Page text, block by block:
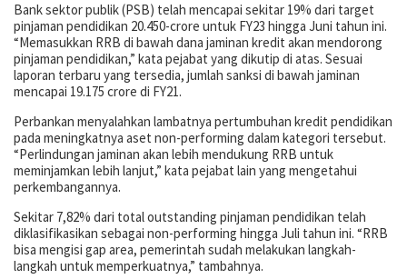
Bank sektor publik (PSB) telah mencapai sekitar 19% dari target
pinjaman pendidikan 20.450-crore untuk FY23 hingga Juni tahun ini.
“Memasukkan RRB di bawah dana jaminan kredit akan mendorong
pinjaman pendidikan,” kata pejabat yang dikutip di atas. Sesuai
laporan terbaru yang tersedia, jumlah sanksi di bawah jaminan
mencapai 19.175 crore di FY21.
Perbankan menyalahkan lambatnya pertumbuhan kredit pendidikan
pada meningkatnya aset non-performing dalam kategori tersebut.
“Perlindungan jaminan akan lebih mendukung RRB untuk
meminjamkan lebih lanjut,” kata pejabat lain yang mengetahui
perkembangannya.
Sekitar 7,82% dari total outstanding pinjaman pendidikan telah
diklasifikasikan sebagai non-performing hingga Juli tahun ini. “RRB
bisa mengisi gap area, pemerintah sudah melakukan langkah-
langkah untuk memperkuatnya,” tambahnya.